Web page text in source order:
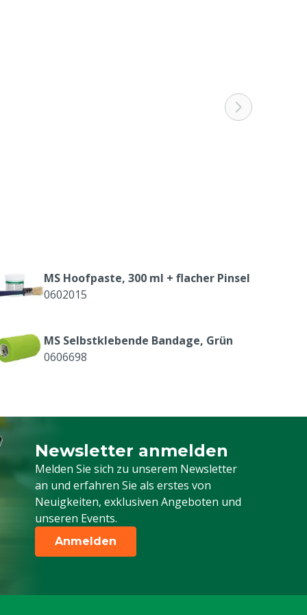
MS Hoofpaste, 300 ml + flacher Pinsel
0602015
MS Selbstklebende Bandage, Grün
0606698
Newsletter anmelden
Melden Sie sich zu unserem Newsletter
an und erfahren Sie als erstes von
Neuigkeiten, exklusiven Angeboten und
unseren Events.
Melden Sie sich für unseren Newsletter
Anmelden